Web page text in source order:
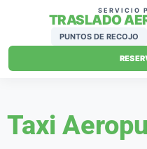
SERVICIO
TRASLADO
PUNTOS DE RECOJO
Taxi